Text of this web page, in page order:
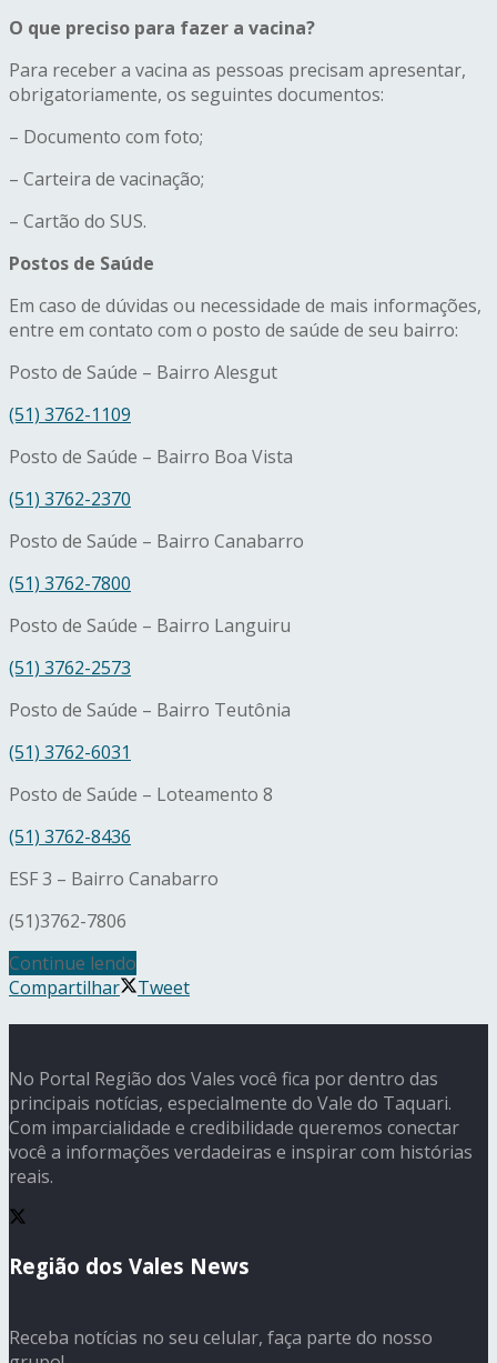
O que preciso para fazer a vacina?
Para receber a vacina as pessoas precisam apresentar,
obrigatoriamente, os seguintes documentos:
– Documento com foto;
– Carteira de vacinação;
– Cartão do SUS.
Postos de Saúde
Em caso de dúvidas ou necessidade de mais informações,
entre em contato com o posto de saúde de seu bairro:
Posto de Saúde – Bairro Alesgut
(51) 3762-1109
Posto de Saúde – Bairro Boa Vista
(51) 3762-2370
Posto de Saúde – Bairro Canabarro
(51) 3762-7800
Posto de Saúde – Bairro Languiru
(51) 3762-2573
Posto de Saúde – Bairro Teutônia
(51) 3762-6031
Posto de Saúde – Loteamento 8
(51) 3762-8436
ESF 3 – Bairro Canabarro
(51)3762-7806
Continue lendo
Compartilhar
Tweet
No Portal Região dos Vales você fica por dentro das
principais notícias, especialmente do Vale do Taquari.
Com imparcialidade e credibilidade queremos conectar
você a informações verdadeiras e inspirar com histórias
reais.
Região dos Vales News
Receba notícias no seu celular, faça parte do nosso